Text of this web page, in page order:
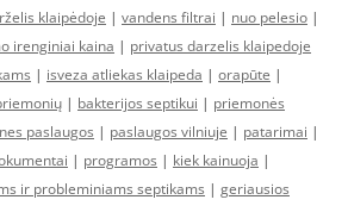
klaipėdoje | vandens filtrai | nuo pelesio |
irenginiai kaina | privatus darzelis klaipedoje
| isveza atliekas klaipeda | orapūte |
| bakterijos septikui | priemonės
paslaugos | paslaugos vilniuje | patarimai |
| programos | kiek kainuoja |
ir probleminiams septikams | geriausios